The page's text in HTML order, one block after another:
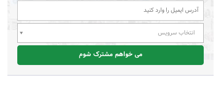
انتخاب سرویس
می خواهم مشترک شوم